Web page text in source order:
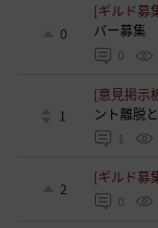
0
[ギルド募
バー募集
0
1
[意見掲示
ント離脱
1
2
[ギルド募
0